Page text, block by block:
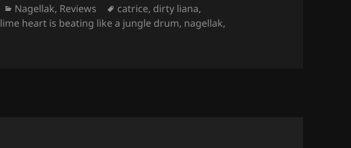
Categories
Nagellak, Reviews Tags
catrice, dirty liana,
lime heart is beating like a jungle drum, nagellak,